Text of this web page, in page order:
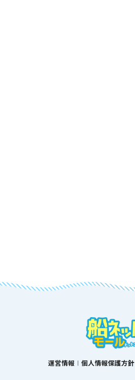
運営情報 個人情報保護方針